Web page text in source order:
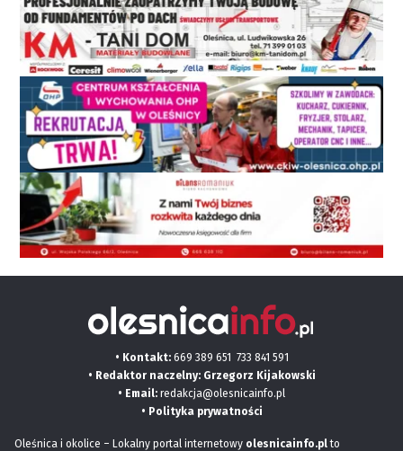
• Kontakt: 669 389 651 733 841 591
• Redaktor naczelny: Grzegorz Kijakowski
• Email: redakcja@olesnicainfo.pl
• Polityka prywatności
Oleśnica i okolice – Lokalny portal internetowy olesnicainfo.plto